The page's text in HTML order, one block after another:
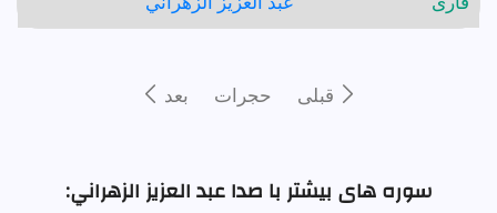
قبلى حجرات بعد
سوره های بیشتر با صدا عبد العزيز الزهراني: